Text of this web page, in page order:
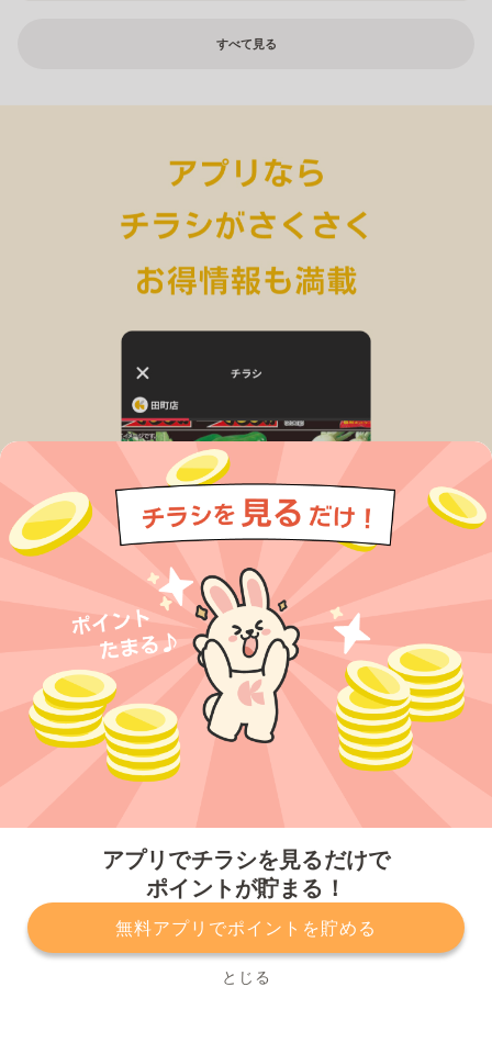
アプリでチラシを見るだけで
ポイントが貯まる！
無料アプリでポイントを貯める
とじる
すべて見る
プライバシーポリシー 利用規約
運営会社
サービスに関してのお問い合わせ